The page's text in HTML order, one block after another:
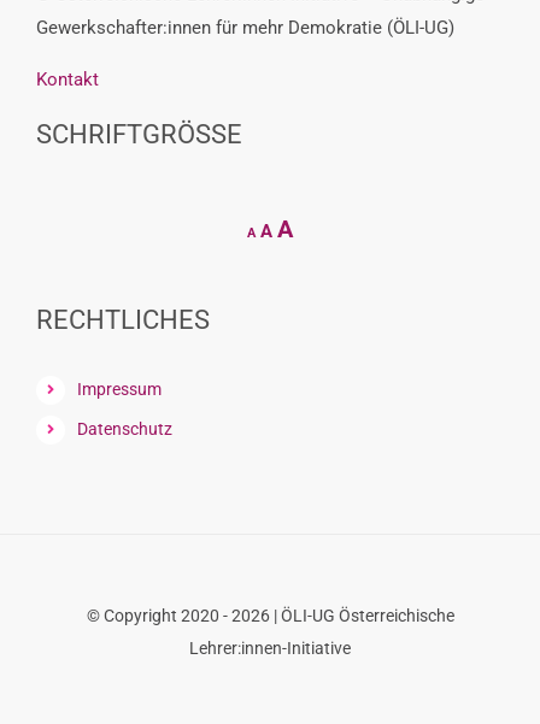
Gewerkschafter:innen für mehr Demokratie (ÖLI-UG)
Kontakt
SCHRIFTGRÖSSE
A
Decrease
font
A Reset
AIncrease
RECHTLICHES
Impressum
Datenschutz
© Copyright 2020 - 2026 | ÖLI-UG Österreichische
Lehrer:innen-Initiative